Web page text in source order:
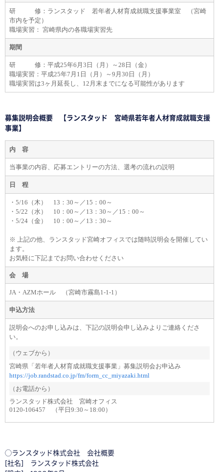
研 修：ランスタッド 若年者人材育成就職支援事業室 （宮崎
市内を予定）
職場実習： 宮崎県内の各職場実習先
期間
研 修：平成25年6月3日（月）～28日（金）
職場実習：平成25年7月1日（月）～9月30日（月）
職場実習は3ヶ月延長し、12月末までになる可能性があります
募集説明会概要 【ランスタッド 宮崎県若年者人材育成就職支援
事業】
内 容
当事業の内容、応募エントリーの方法、選考の流れの説明
日 程
・5/16（木） 13：30～／15：00～
・5/22（水） 10：00～／13：30～／15：00～
・5/24（金） 10：00～／13：30～
※ 上記の他、ランスタッド宮崎オフィスでは随時説明会を開催してい
ます。
お気軽に下記までお問い合わせください
会 場
JA・AZMホール （宮崎市霧島1-1-1）
申込方法
説明会へのお申し込みは、下記の説明会申し込みよりご連絡くださ
い。
（ウェブから）
宮崎県「若年者人材育成就職支援事業」募集説明会お申込み
https://job.randstad.co.jp/fm/form_cc_miyazaki.html
（お電話から）
ランスタッド株式会社 宮崎オフィス
0120-106457 （平日9:30～18:00）
◯ランスタッド株式会社 会社概要
[社名] ランスタッド株式会社